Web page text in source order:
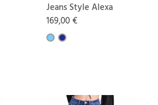
Jeans Style Alexa
169,00 €